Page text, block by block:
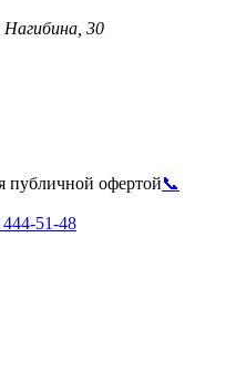
30
публичной офертой📞
51-48